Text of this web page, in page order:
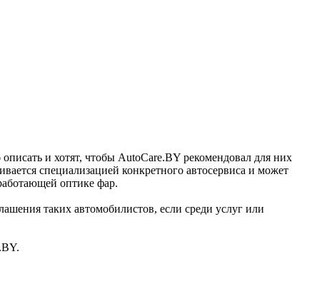
и хотят, чтобы AutoCare.BY рекомендовал для них
специализацией конкретного автосервиса и может
оптике фар.
таких автомобилистов, если среди услуг или